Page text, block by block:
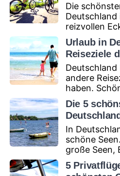
Die
reizvollen
Urlaub in
Reiseziele
andere
haben.
Die 5
In
schöne
große Seen,
5